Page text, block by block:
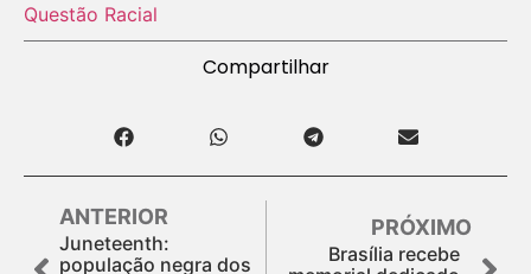
Questão Racial
Compartilhar
ANTERIOR
Juneteenth:
população negra dos
PRÓXIMO
Brasília recebe